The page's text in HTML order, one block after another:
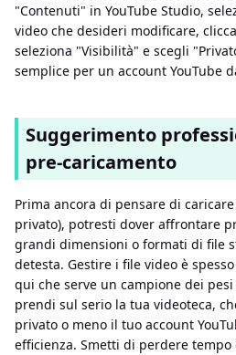
"Contenuti" in YouTube Studio,
video che desideri modificare,
seleziona "Visibilità" e scegli
semplice per un account YouTube
Suggerimento
pre-caricamento
Prima ancora di pensare di
privato), potresti dover affrontare
grandi dimensioni o formati di file
detesta. Gestire i file video è
qui che serve un campione dei
prendi sul serio la tua videoteca,
privato o meno il tuo account
efficienza. Smetti di perdere